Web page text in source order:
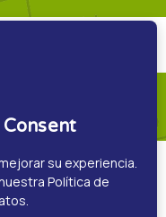
su experiencia.
Política de